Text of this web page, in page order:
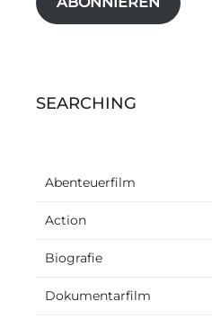
SEARCHING
Abenteuerfilm
Action
Biografie
Dokumentarfilm